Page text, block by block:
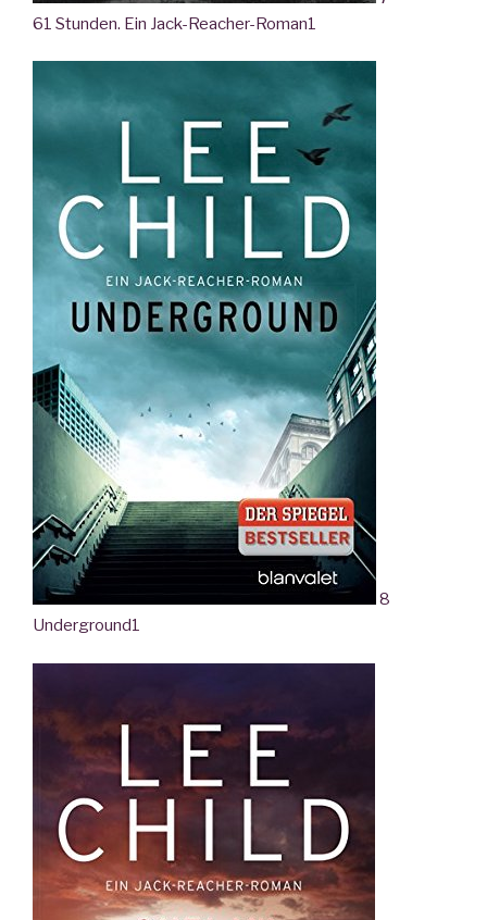
61 Stunden. Ein Jack-Reacher-Roman1
8
Underground1